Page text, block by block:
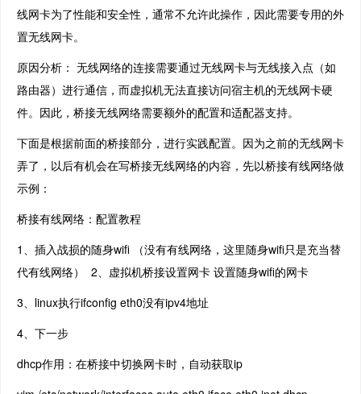
线网卡为了性能和安全性，通常不允许此操作，因此需要专用的外
置无线网卡。
原因分析： 无线网络的连接需要通过无线网卡与无线接入点（如
路由器）进行通信，而虚拟机无法直接访问宿主机的无线网卡硬
件。因此，桥接无线网络需要额外的配置和适配器支持。
下面是根据前面的桥接部分，进行实践配置。因为之前的无线网卡
弄了，以后有机会在写桥接无线网络的内容，先以桥接有线网络做
示例：
桥接有线网络：配置教程
1、插入战损的随身wifi （没有有线网络，这里随身wifi只是充当替
代有线网络） 2、虚拟机桥接设置网卡 设置随身wifi的网卡
3、linux执行ifconfig eth0没有ipv4地址
4、下一步
dhcp作用：在桥接中切换网卡时，自动获取ip